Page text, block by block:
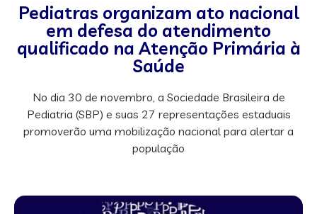
Pediatras organizam ato nacional
em defesa do atendimento
qualificado na Atenção Primária à
Saúde
No dia 30 de novembro, a Sociedade Brasileira de
Pediatria (SBP) e suas 27 representações estaduais
promoverão uma mobilização nacional para alertar a
população